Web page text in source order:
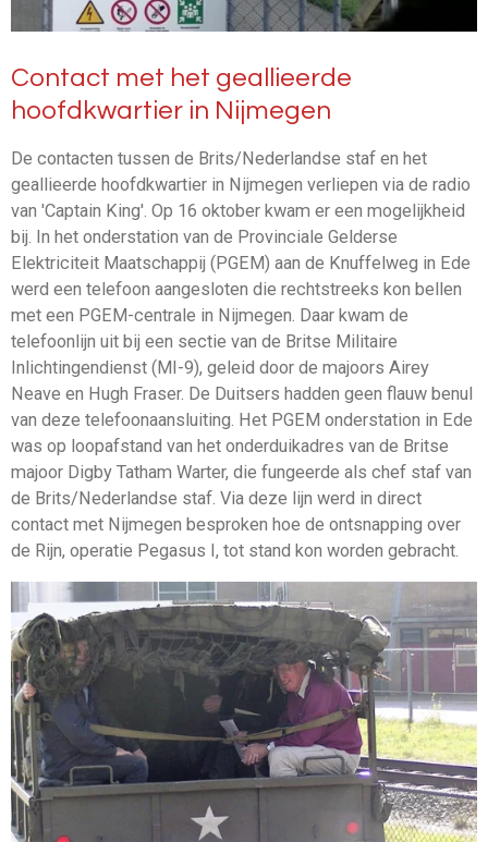
Contact met het geallieerde
hoofdkwartier in Nijmegen
De contacten tussen de Brits/Nederlandse staf en het
geallieerde hoofdkwartier in Nijmegen verliepen via de radio
van 'Captain King'. Op 16 oktober kwam er een mogelijkheid
bij. In het onderstation van de Provinciale Gelderse
Elektriciteit Maatschappij (PGEM) aan de Knuffelweg in Ede
werd een telefoon aangesloten die rechtstreeks kon bellen
met een PGEM-centrale in Nijmegen. Daar kwam de
telefoonlijn uit bij een sectie van de Britse Militaire
Inlichtingendienst (MI-9), geleid door de majoors Airey
Neave en Hugh Fraser. De Duitsers hadden geen flauw benul
van deze telefoonaansluiting. Het PGEM onderstation in Ede
was op loopafstand van het onderduikadres van de Britse
majoor Digby Tatham Warter, die fungeerde als chef staf van
de Brits/Nederlandse staf. Via deze lijn werd in direct
contact met Nijmegen besproken hoe de ontsnapping over
de Rijn, operatie Pegasus I, tot stand kon worden gebracht.